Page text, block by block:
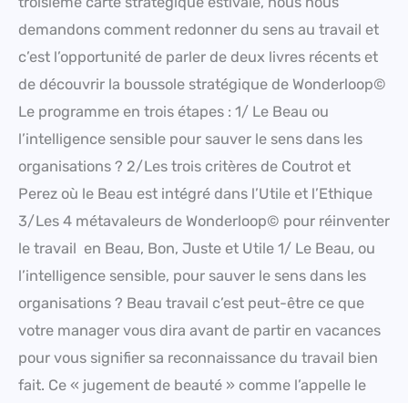
demandons comment redonner du sens au travail et
c’est l’opportunité de parler de deux livres récents et
de découvrir la boussole stratégique de Wonderloop©
Le programme en trois étapes : 1/ Le Beau ou
l’intelligence sensible pour sauver le sens dans les
organisations ? 2/Les trois critères de Coutrot et
Perez où le Beau est intégré dans l’Utile et l’Ethique
3/Les 4 métavaleurs de Wonderloop© pour réinventer
le travail en Beau, Bon, Juste et Utile 1/ Le Beau, ou
l’intelligence sensible, pour sauver le sens dans les
organisations ? Beau travail c’est peut-être ce que
votre manager vous dira avant de partir en vacances
pour vous signifier sa reconnaissance du travail bien
fait. Ce « jugement de beauté » comme l’appelle le